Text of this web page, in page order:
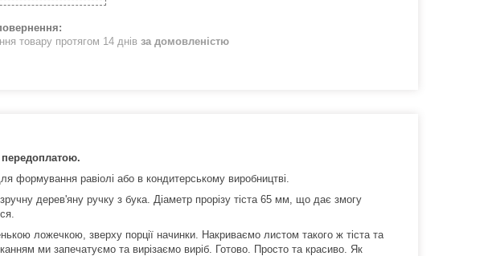
товару протягом 14 днів за домовленістю
передоплатою.
формування равіолі або в кондитерському виробництві.
дерев'яну ручку з бука. Діаметр прорізу тіста 65 мм, що дає змогу
ложечкою, зверху порції начинки. Накриваємо листом такого ж тіста та
ми запечатуємо та вирізаємо виріб. Готово. Просто та красиво. Як